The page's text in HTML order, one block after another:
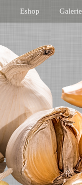
Eshop Galerie